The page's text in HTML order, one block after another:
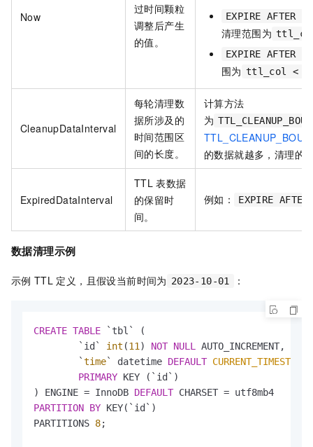
EXPIRE AFTER 12
清理范围为
EXPIRE AFTER 1
围为 ttl_col <
Now
过时间颗粒
调整后产生
的值。
CleanupDataInterval
每轮清理数
据所涉及的
时间范围区
间的长度。
计算方法
为
的数据就越多，清理的
ExpiredDataInterval
TTL 表数据
的保留时
间。
例如： EXPIRE AFTER
数据清理示例
示例 TTL 定义，且假设当前时间为 2023-10-01 ：
CREATE TABLE `tbl` (
	`id`
int (11 ) NOT NULL
AUTO_INCREMENT,
	`
time` datetime DEFAULT CURRENT_TIMESTAMP
PRIMARY KEY (`id`)
) ENGINE = InnoDB DEFAULT CHARSET =
PARTITION BY KEY(`id`)
PARTITIONS 8;